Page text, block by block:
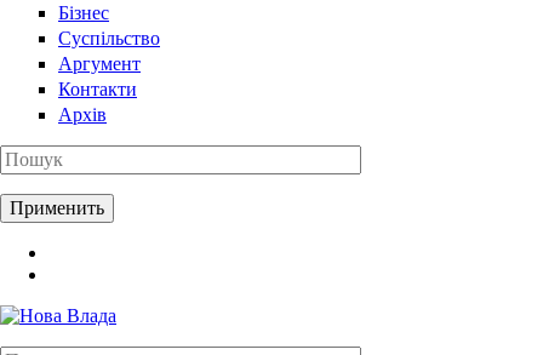
Бізнес
Суспільство
Аргумент
Контакти
Архів